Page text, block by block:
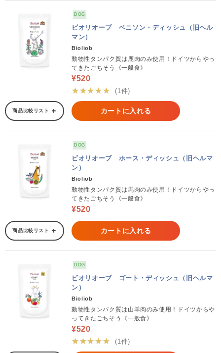
DOG
ビオリオーブ ベニソン・ディッシュ（旧ヘル
マン）
Bioliob
動物性タンパク質は鹿肉のみ使用！ドイツからやっ
てきたごちそう《一般食》
¥520
★★★★★
(1件)
商品比較リスト カートに入れる
DOG
ビオリオーブ ホース・ディッシュ（旧ヘルマ
ン）
Bioliob
動物性タンパク質は馬肉のみ使用！ドイツからやっ
てきたごちそう《一般食》
¥520
商品比較リスト カートに入れる
DOG
ビオリオーブ ゴート・ディッシュ（旧ヘルマ
ン）
Bioliob
動物性タンパク質は山羊肉のみ使用！ドイツからや
ってきたごちそう《一般食》
¥520
★★★★★
(1件)